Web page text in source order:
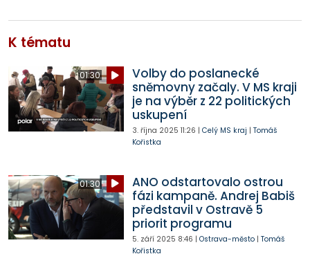
K tématu
01:30
Volby do poslanecké
sněmovny začaly. V MS kraji
je na výběr z 22 politických
uskupení
3. října 2025 11:26 | Celý MS kraj | Tomáš
Kořistka
01:30
ANO odstartovalo ostrou
fázi kampaně. Andrej Babiš
představil v Ostravě 5
priorit programu
5. září 2025 8:46 | Ostrava-město| Tomáš
Kořistka